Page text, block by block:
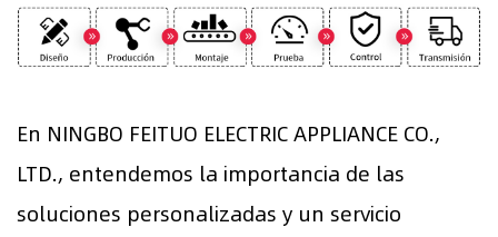
En NINGBO FEITUO ELECTRIC APPLIANCE CO.,
LTD., entendemos la importancia de las
soluciones personalizadas y un servicio